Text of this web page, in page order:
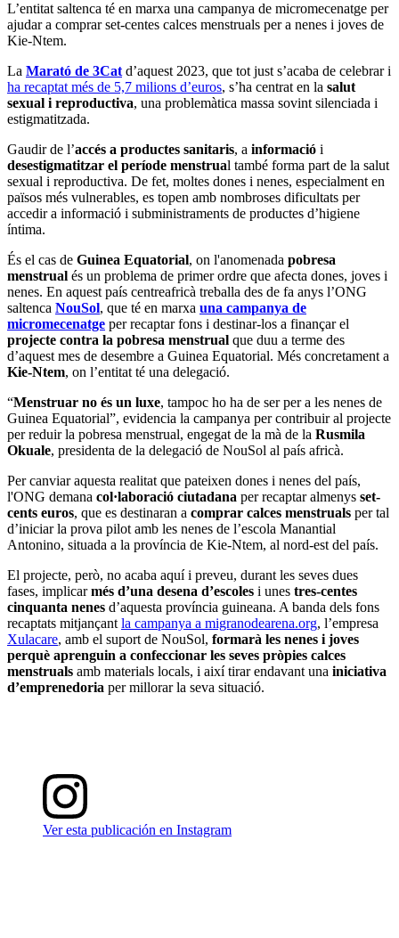
L’entitat saltenca té en marxa una campanya de micromecenatge per
ajudar a comprar set-centes calces menstruals per a nenes i joves de
Kie-Ntem.
La Marató de 3Catd’aquest 2023, que tot just s’acaba de celebrar i
ha recaptat més de 5,7 milions d’euros, s’ha centrat en la salut
sexual i reproductiva, una problemàtica massa sovint silenciada i
estigmatitzada.
Gaudir de l’accés a productes sanitaris, a informació i
desestigmatitzar el període menstrual també forma part de la salut
sexual i reproductiva. De fet, moltes dones i nenes, especialment en
països més vulnerables, es topen amb nombroses dificultats per
accedir a informació i subministraments de productes d’higiene
íntima.
És el cas de Guinea Equatorial, on l'anomenada pobresa
menstrual és un problema de primer ordre que afecta dones, joves i
nenes. En aquest país centreafricà treballa des de fa anys l’ONG
saltenca NouSol, que té en marxa una campanya de
micromecenatge per recaptar fons i destinar-los a finançar el
projecte contra la pobresa menstrual que duu a terme des
d’aquest mes de desembre a Guinea Equatorial. Més concretament a
Kie-Ntem, on l’entitat té una delegació.
“Menstruar no és un luxe, tampoc ho ha de ser per a les nenes de
Guinea Equatorial”, evidencia la campanya per contribuir al projecte
per reduir la pobresa menstrual, engegat de la mà de la Rusmila
Okuale, presidenta de la delegació de NouSol al país africà.
Per canviar aquesta realitat que pateixen dones i nenes del país,
l'ONG demana col·laboració ciutadana per recaptar almenys set-
cents euros, que es destinaran a comprar calces menstruals per tal
d’iniciar la prova pilot amb les nenes de l’escola Manantial
Antonino, situada a la província de Kie-Ntem, al nord-est del país.
El projecte, però, no acaba aquí i preveu, durant les seves dues
fases, implicarmés d’una desena d’escoles i unes tres-centes
cinquanta nenes d’aquesta província guineana. A banda dels fons
recaptats mitjançantla campanya a migranodearena.org, l’empresa
Xulacare, amb el suport de NouSol, formarà les nenes i joves
perquè aprenguin a confeccionar les seves pròpies calces
menstruals amb materials locals, i així tirar endavant una iniciativa
d’emprenedoria per millorar la seva situació.
Ver esta publicación en Instagram